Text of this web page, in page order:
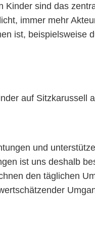
sind das
immer mehr
ist, beispielsweise
und
ist uns deshalb
den täglichen